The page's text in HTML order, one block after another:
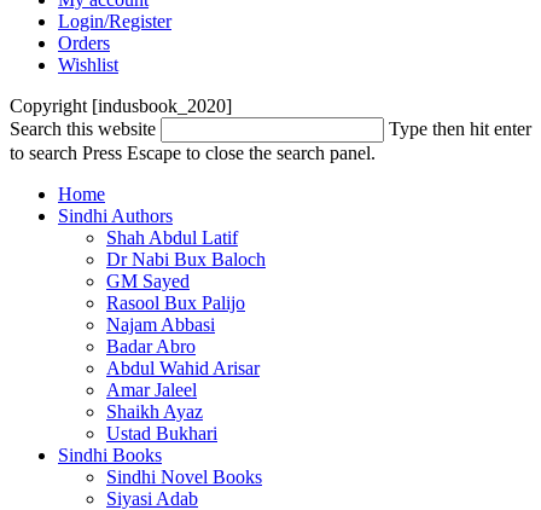
Login/Register
Orders
Wishlist
Copyright [indusbook_2020]
Search this website
Type then hit enter
to search Press Escape to close the search panel.
Home
Sindhi Authors
Shah Abdul Latif
Dr Nabi Bux Baloch
GM Sayed
Rasool Bux Palijo
Najam Abbasi
Badar Abro
Abdul Wahid Arisar
Amar Jaleel
Shaikh Ayaz
Ustad Bukhari
Sindhi Books
Sindhi Novel Books
Siyasi Adab